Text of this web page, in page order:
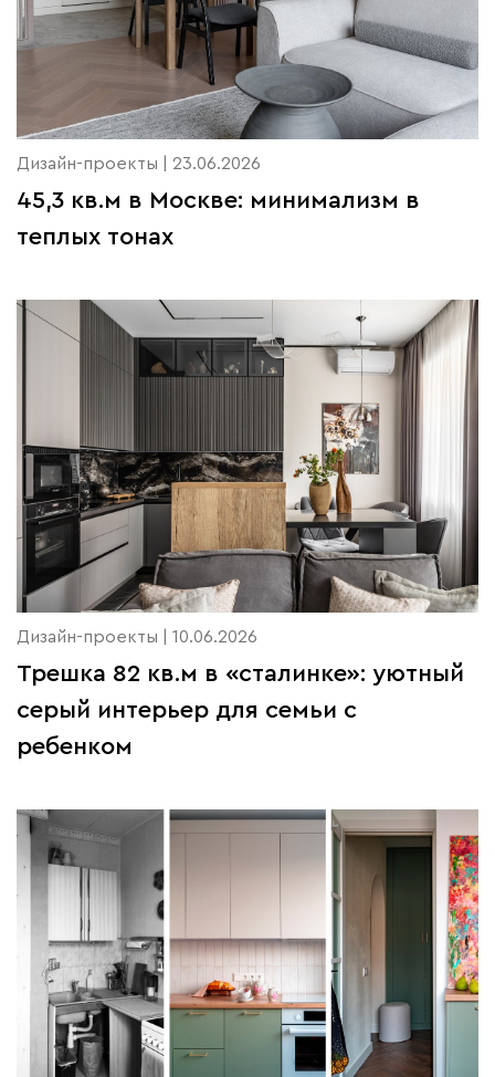
Дизайн-проекты | 23.06.2026
45,3 кв.м в Москве: минимализм в
теплых тонах
Дизайн-проекты | 10.06.2026
Трешка 82 кв.м в «сталинке»: уютный
серый интерьер для семьи с
ребенком